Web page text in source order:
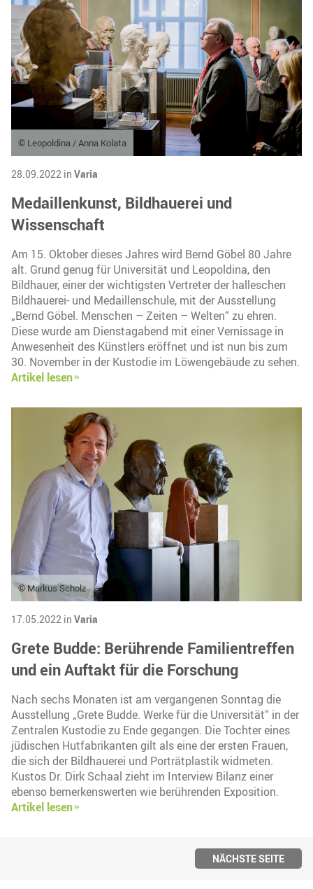
© Leopoldina / Anna Kolata
28.09.2022 in Varia
Medaillenkunst, Bildhauerei und
Wissenschaft
Am 15. Oktober dieses Jahres wird Bernd Göbel 80 Jahre
alt. Grund genug für Universität und Leopoldina, den
Bildhauer, einer der wichtigsten Vertreter der halleschen
Bildhauerei- und Medaillenschule, mit der Ausstellung
„Bernd Göbel. Menschen – Zeiten – Welten“ zu ehren.
Diese wurde am Dienstagabend mit einer Vernissage in
Anwesenheit des Künstlers eröffnet und ist nun bis zum
30. November in der Kustodie im Löwengebäude zu sehen.
Artikel lesen
© Markus Scholz
17.05.2022 in Varia
Grete Budde: Berührende Familientreffen
und ein Auftakt für die Forschung
Nach sechs Monaten ist am vergangenen Sonntag die
Ausstellung „Grete Budde. Werke für die Universität“ in der
Zentralen Kustodie zu Ende gegangen. Die Tochter eines
jüdischen Hutfabrikanten gilt als eine der ersten Frauen,
die sich der Bildhauerei und Porträtplastik widmeten.
Kustos Dr. Dirk Schaal zieht im Interview Bilanz einer
ebenso bemerkenswerten wie berührenden Exposition.
Artikel lesen
NÄCHSTE SEITE